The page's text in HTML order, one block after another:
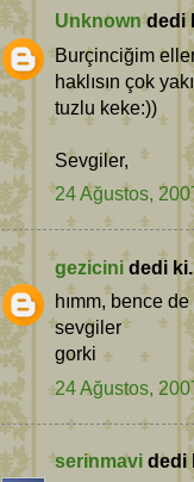
Unknowndedi
Burçinciğim
haklısın çok
tuzlu keke:))
Sevgiler,
24 Ağustos,
gezicinidedi
hımm, bence
sevgiler
gorki
24 Ağustos,
serinmavi dedi